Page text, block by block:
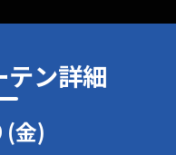
テン詳細
金)